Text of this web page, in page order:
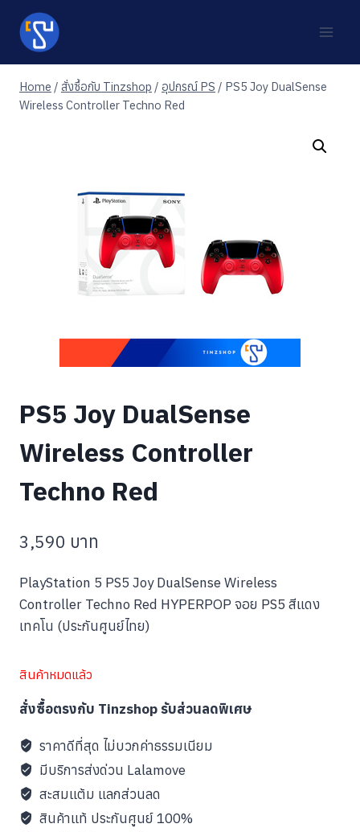
content
Home / สั่งซื้อกับ Tinzshop / อุปกรณ์ PS / PS5 Joy DualSense
Wireless Controller Techno Red
PS5 Joy DualSense
Wireless Controller
Techno Red
3,590 บาท
PlayStation 5 PS5 Joy DualSense Wireless
Controller Techno Red HYPERPOP จอย PS5 สีแดง
เทคโน (ประกันศูนย์ไทย)
สินค้าหมดแล้ว
สั่งซื้อตรงกับ Tinzshop รับส่วนลดพิเศษ
ราคาดีที่สุด ไม่บวกค่าธรรมเนียม
มีบริการส่งด่วน Lalamove
สะสมแต้ม แลกส่วนลด
สินค้าแท้ ประกันศูนย์ 100%